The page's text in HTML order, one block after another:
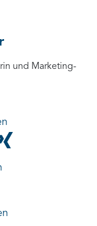
und Marketing-